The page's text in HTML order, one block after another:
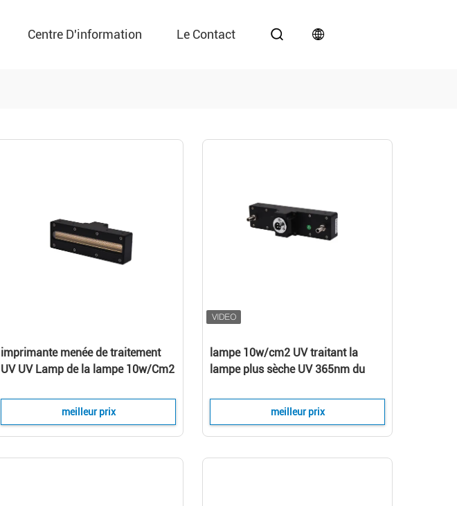
Centre D'information Le Contact
imprimante menée de traitement
UV UV Lamp de la lampe 10w/Cm2
meilleur prix
lampe 10w/cm2 UV traitant la
lampe plus sèche UV 365nm du
Handtop
meilleur prix